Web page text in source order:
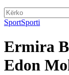
SportSporti
Ermira
Edon